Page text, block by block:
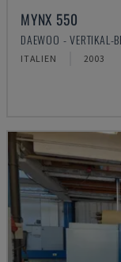
MYNX 550
DAEWOO - VERTIKAL-
ITALIEN 2003